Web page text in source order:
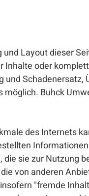
Layout dieser
Inhalte oder
Buhck
des Internets
sie zur Nutzung
von anderen
"fremde